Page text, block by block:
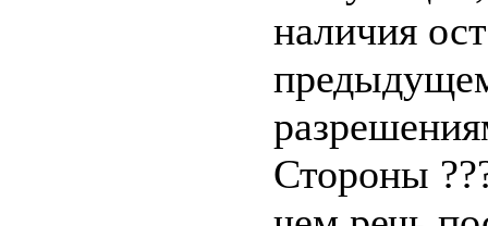
наличия
Стороны